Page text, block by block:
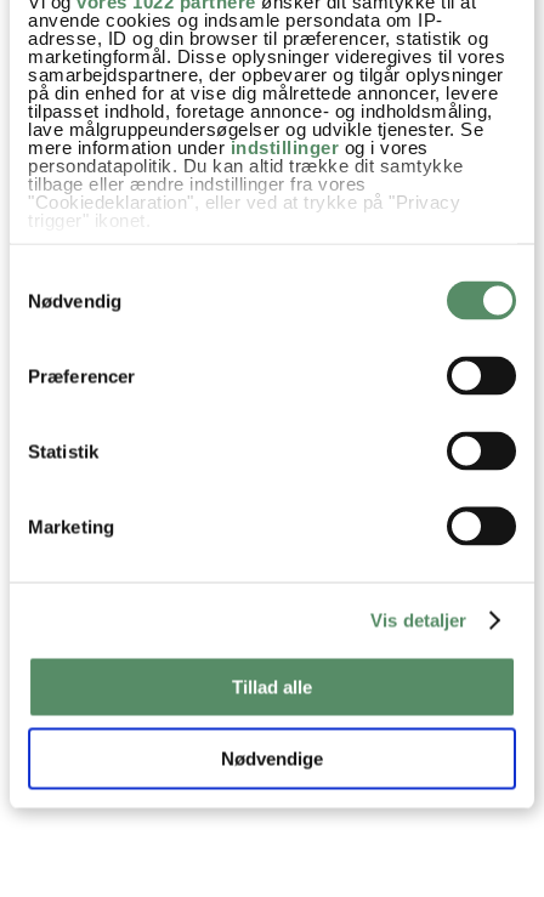
anvende cookies og indsamle persondata om IP-
adresse, ID og din browser til præferencer, statistik og
marketingformål. Disse oplysninger videregives til vores
samarbejdspartnere, der opbevarer og tilgår oplysninger
på din enhed for at vise dig målrettede annoncer, levere
tilpasset indhold, foretage annonce- og indholdsmåling,
lave målgruppeundersøgelser og udvikle tjenester. Se
mere information underindstillinger og i vores
persondatapolitik. Du kan altid trække dit samtykke
tilbage eller ændre indstillinger fra vores
"Cookiedeklaration", eller ved at trykke på "Privacy
trigger" ikonet.
Indsamle præcise oplysninger om din placering,
der kan være nøjagtig inden for få meter
Identificere din enhed baseret på en scanning af
Nødvendig
Præferencer
Statistik
Marketing
Vis detaljer
Tillad alle
Nødvendige